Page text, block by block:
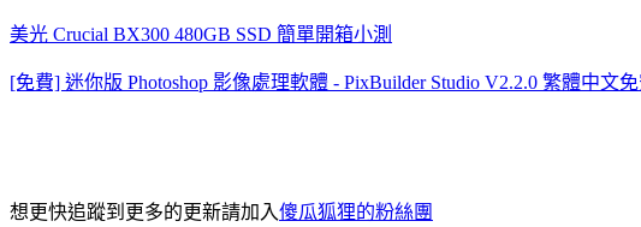
美光 Crucial BX300 480GB SSD 簡單開箱小測
[免費] 迷你版 Photoshop 影像處理軟體 - PixBuilder Studio V2.2.0 繁體中文
想更快追蹤到更多的更新請加入傻瓜狐狸的粉絲團